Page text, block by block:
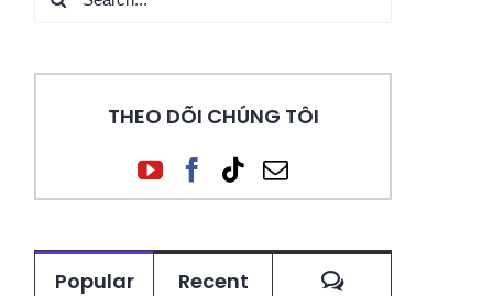
THEO DÕI CHÚNG TÔI
Popular Recent Comments